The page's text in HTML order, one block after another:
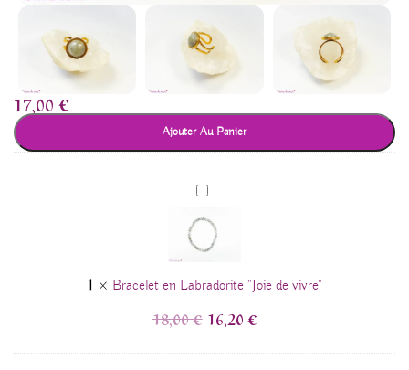
17,00€
Ajouter Au Panier
Bracelet
Labradorite
"Joie
de
1 × Bracelet en Labradorite "Joie de vivre"
18,00€ 16,20€